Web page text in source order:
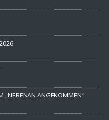
„NEBENAN ANGEKOMMEN“